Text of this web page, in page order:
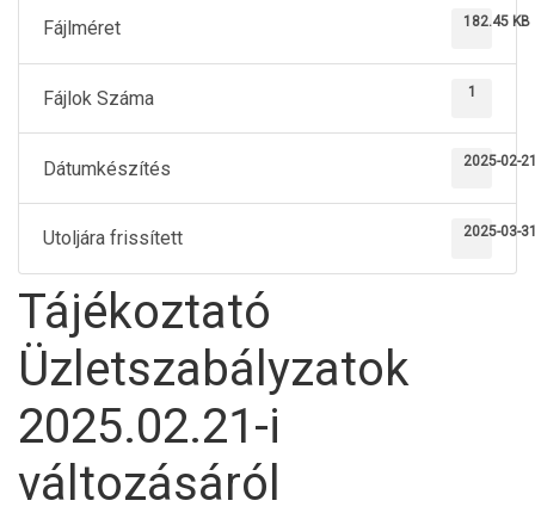
Fájlméret 182.45 KB
Fájlok Száma 1
Dátumkészítés 2025-02-
Utoljára frissített 2025-03-
Tájékoztató
Üzletszabályzatok
2025.02.21-i
változásáról